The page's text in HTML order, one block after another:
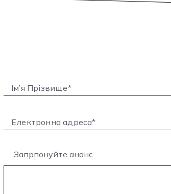
Запрпонуйте анонс